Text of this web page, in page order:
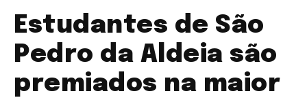
Estudantes de São
Pedro da Aldeia são
premiados na maior